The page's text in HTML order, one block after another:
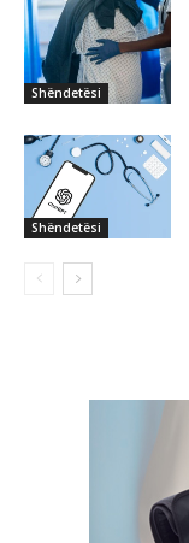
Shëndetësi
Shëndetësi